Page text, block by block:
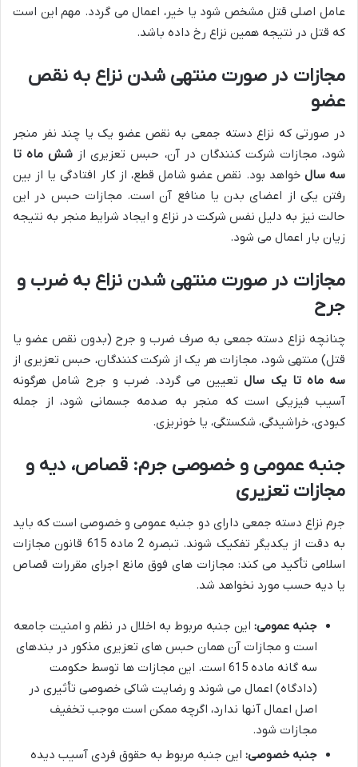
عامل اصلی قتل مشخص شود یا خیر، اعمال می گردد. مهم این است
که قتل در نتیجه همین نزاع رخ داده باشد.
مجازات در صورت منتهی شدن نزاع به نقص
عضو
در صورتی که نزاع دسته جمعی به نقص عضو یک یا چند نفر منجر
شود، مجازات شرکت کنندگان در آن، حبس تعزیری از شش ماه تا
سه سال خواهد بود. نقص عضو شامل قطع، از کار افتادگی یا از بین
رفتن یکی از اعضای بدن یا منافع آن است. مجازات حبس در این
حالت نیز به دلیل نفس شرکت در نزاع و ایجاد شرایط منجر به نتیجه
زیان بار اعمال می شود.
مجازات در صورت منتهی شدن نزاع به ضرب و
جرح
چنانچه نزاع دسته جمعی به صرف ضرب و جرح (بدون نقص عضو یا
قتل) منتهی شود، مجازات هر یک از شرکت کنندگان، حبس تعزیری از
سه ماه تا یک سالتعیین می گردد. ضرب و جرح شامل هرگونه
آسیب فیزیکی است که منجر به صدمه جسمانی شود، از جمله
کبودی، خراشیدگی، شکستگی، یا خونریزی.
جنبه عمومی و خصوصی جرم: قصاص، دیه و
مجازات تعزیری
جرم نزاع دسته جمعی دارای دو جنبه عمومی و خصوصی است که باید
به دقت از یکدیگر تفکیک شوند. تبصره 2 ماده 615 قانون مجازات
اسلامی تأکید می کند: مجازات های فوق مانع اجرای مقررات قصاص
یا دیه حسب مورد نخواهد شد.
جنبه عمومی: این جنبه مربوط به اخلال در نظم و امنیت جامعه
است و مجازات آن همان حبس های تعزیری مذکور در بندهای
سه گانه ماده 615 است. این مجازات ها توسط حکومت
(دادگاه) اعمال می شوند و رضایت شاکی خصوصی تأثیری در
اصل اعمال آنها ندارد، اگرچه ممکن است موجب تخفیف
مجازات شود.
جنبه خصوصی: این جنبه مربوط به حقوق فردی آسیب دیده